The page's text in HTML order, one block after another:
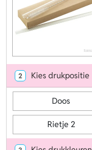
2 Kies drukpositie
Doos
Rietje 2